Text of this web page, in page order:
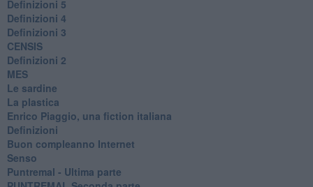
Definizioni 5
Definizioni 4
Definizioni 3
CENSIS
​Definizioni 2
MES
Le sardine
La plastica
​Enrico Piaggio, una fiction italiana
Definizioni
​Buon compleanno Internet
Senso
Puntremal - Ultima parte